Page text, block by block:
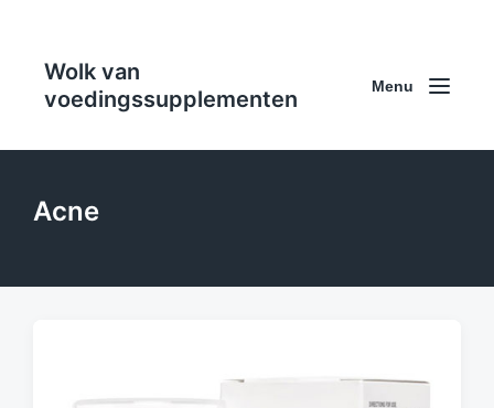
Wolk van
voedingssupplementen
Menu
Acne